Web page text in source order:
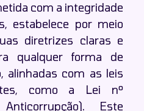
com a integridade
estabelece por meio
diretrizes claras e
qualquer forma de
alinhadas com as leis
como a Lei nº
Este